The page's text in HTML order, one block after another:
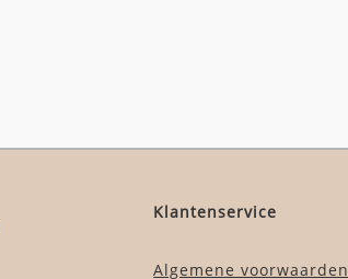
Klantenservice
Algemene voorwaarden